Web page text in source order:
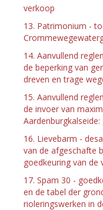
verkoop
13. Patrimonium -
14. Aanvullend
de beperking van
dreven en trage
15. Aanvullend
de invoer van
16. Lievebarm -
van de afgeschafte
goedkeuring van de
17. Spam 30 -
en de tabel der
rioleringswerken in